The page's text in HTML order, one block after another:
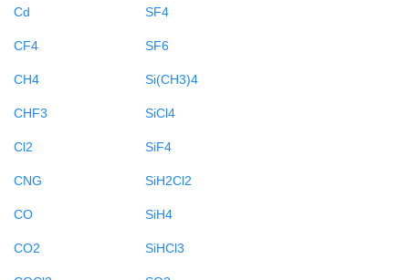
Cd
CF4
CH4
CHF3
Cl2
CNG
CO
CO2
SF4
SF6
Si(CH3)4
SiCl4
SiF4
SiH2Cl2
SiH4
SiHCl3